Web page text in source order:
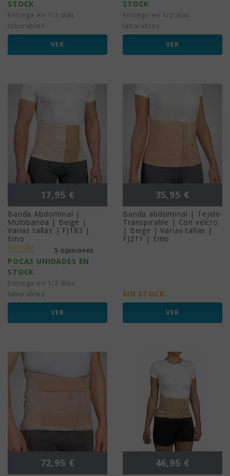
STOCK
Entrega en 1/2 días
laborables
VER
STOCK
Entrega en 1/2 días
laborables
VER
Precio
17,95 €
Banda Abdominal |
Multibanda | Beige |
Varias tallas | FJ183 |
Emo
5 opiniones
POCAS UNIDADES EN
STOCK
Entrega en 1/2 días
laborables
VER
Precio
35,95 €
Banda abdominal | Tejido
Transpirable | Con velcro
| Beige | Varias tallas |
FJ211 | Emo
SIN STOCK
VER
Precio
72,95 € Precio
46,95 €